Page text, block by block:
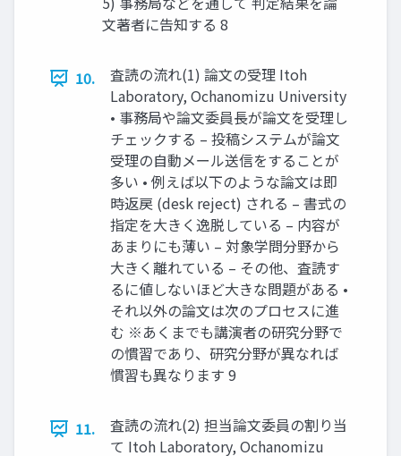
文著者に告知する 8
10.
査読の流れ(1) 論文の受理 Itoh
Laboratory, Ochanomizu University
• 事務局や論文委員長が論文を受理し
チェックする – 投稿システムが論文
受理の自動メール送信をすることが
多い • 例えば以下のような論文は即
時返戻 (desk reject) される – 書式の
指定を大きく逸脱している – 内容が
あまりにも薄い – 対象学問分野から
大きく離れている – その他、査読す
るに値しないほど大きな問題がある •
それ以外の論文は次のプロセスに進
む ※あくまでも講演者の研究分野で
の慣習であり、研究分野が異なれば
慣習も異なります 9
11.
査読の流れ(2) 担当論文委員の割り当
て Itoh Laboratory, Ochanomizu